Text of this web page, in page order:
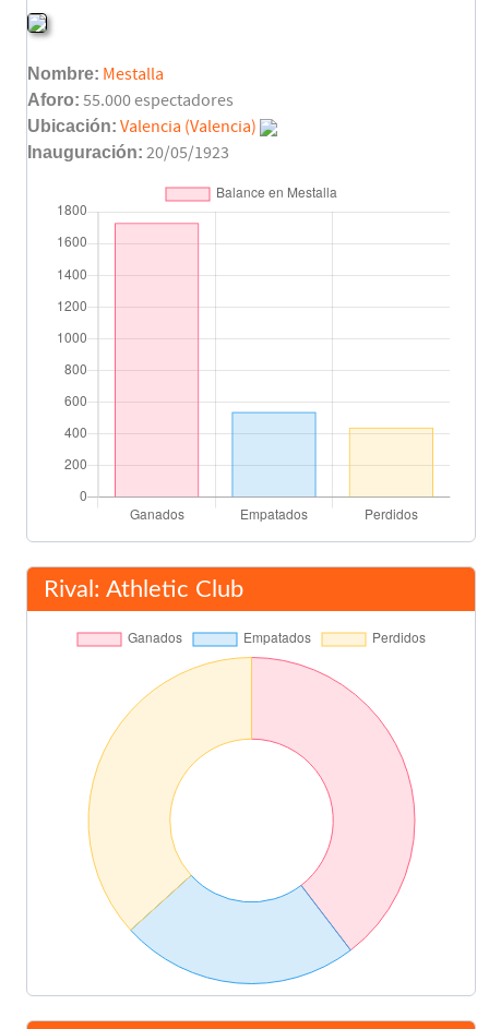
Nombre: Mestalla
Aforo: 55.000 espectadores
Ubicación: Valencia (Valencia)
Inauguración: 20/05/1923
Rival: Athletic Club